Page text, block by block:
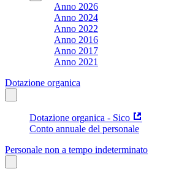
Anno 2026
Anno 2024
Anno 2022
Anno 2016
Anno 2017
Anno 2021
Dotazione organica
Dotazione organica - Sico
Conto annuale del personale
Personale non a tempo indeterminato